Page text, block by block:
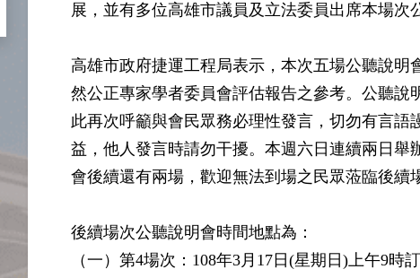
展，並有多位高雄市議員及立法委員出席本場次
高雄市政府捷運工程局表示，本次五場公聽說
然公正專家學者委員會評估報告之參考。公聽
此再次呼籲與會民眾務必理性發言，切勿有言
益，他人發言時請勿干擾。本週六日連續兩日舉
會後續還有兩場，歡迎無法到場之民眾蒞臨後續
後續場次公聽說明會時間地點為：
（一）第4場次：108年3月17日(星期日)上午9時